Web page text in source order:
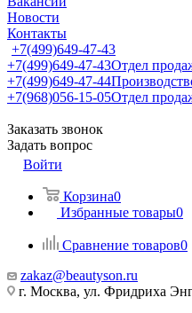
Новости
Контакты
+7(499)649-47-43
+7(499)649-47-43Отдел
+7(499)649-47-44
+7(968)056-15-05Отдел
Заказать звонок
Задать вопрос
Войти
Корзина0
Избранные товары0
Сравнение товаров0
zakaz@beautyson.ru
г. Москва, ул. Фридриха